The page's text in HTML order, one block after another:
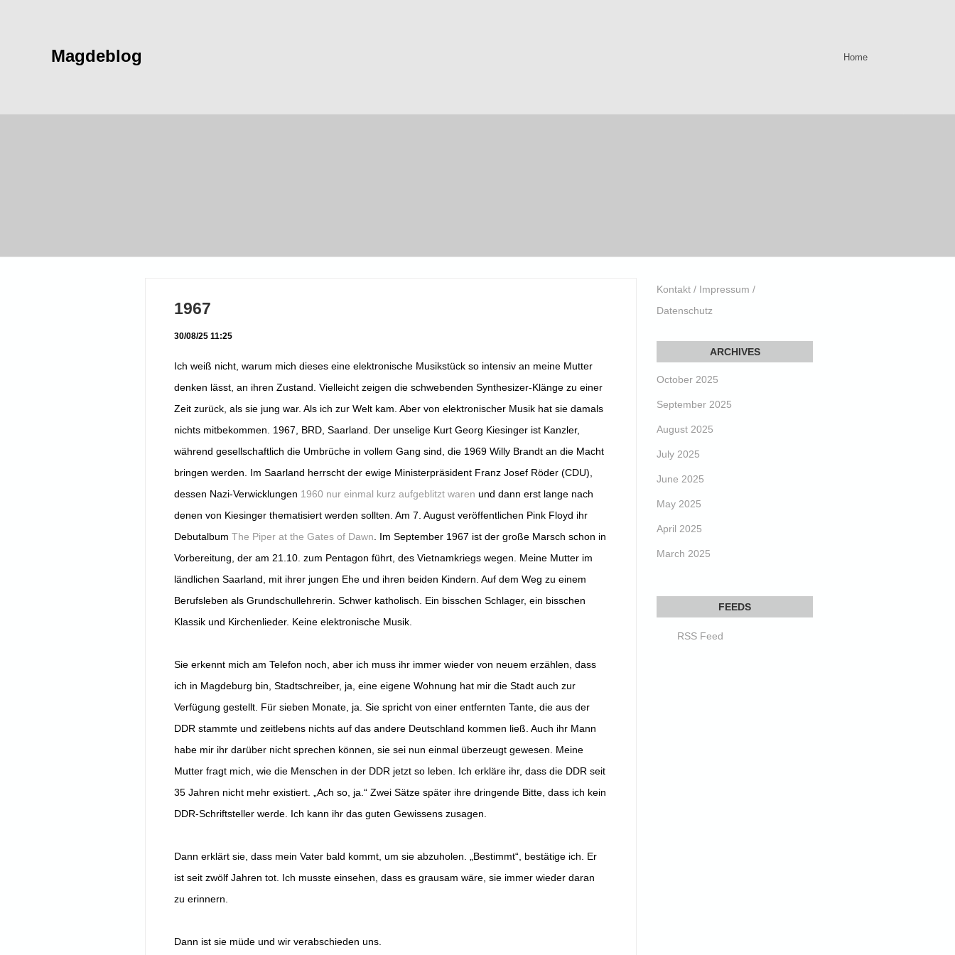
Magdeblog Home
1967
30/08/25 11:25
Ich weiß nicht, warum mich dieses eine elektronische Musikstück so intensiv an meine Mutter
denken lässt, an ihren Zustand. Vielleicht zeigen die schwebenden Synthesizer-Klänge zu einer
Zeit zurück, als sie jung war. Als ich zur Welt kam. Aber von elektronischer Musik hat sie damals
nichts mitbekommen. 1967, BRD, Saarland. Der unselige Kurt Georg Kiesinger ist Kanzler,
während gesellschaftlich die Umbrüche in vollem Gang sind, die 1969 Willy Brandt an die Macht
bringen werden. Im Saarland herrscht der ewige Ministerpräsident Franz Josef Röder (CDU),
dessen Nazi-Verwicklungen 1960 nur einmal kurz aufgeblitzt waren und dann erst lange nach
denen von Kiesinger thematisiert werden sollten. Am 7. August veröffentlichen Pink Floyd ihr
Debutalbum The Piper at the Gates of Dawn. Im September 1967 ist der große Marsch schon in
Vorbereitung, der am 21.10. zum Pentagon führt, des Vietnamkriegs wegen. Meine Mutter im
ländlichen Saarland, mit ihrer jungen Ehe und ihren beiden Kindern. Auf dem Weg zu einem
Berufsleben als Grundschullehrerin. Schwer katholisch. Ein bisschen Schlager, ein bisschen
Klassik und Kirchenlieder. Keine elektronische Musik.
Sie erkennt mich am Telefon noch, aber ich muss ihr immer wieder von neuem erzählen, dass
ich in Magdeburg bin, Stadtschreiber, ja, eine eigene Wohnung hat mir die Stadt auch zur
Verfügung gestellt. Für sieben Monate, ja. Sie spricht von einer entfernten Tante, die aus der
DDR stammte und zeitlebens nichts auf das andere Deutschland kommen ließ. Auch ihr Mann
habe mir ihr darüber nicht sprechen können, sie sei nun einmal überzeugt gewesen. Meine
Mutter fragt mich, wie die Menschen in der DDR jetzt so leben. Ich erkläre ihr, dass die DDR seit
35 Jahren nicht mehr existiert. „Ach so, ja.“ Zwei Sätze später ihre dringende Bitte, dass ich kein
DDR-Schriftsteller werde. Ich kann ihr das guten Gewissens zusagen.
Dann erklärt sie, dass mein Vater bald kommt, um sie abzuholen. „Bestimmt“, bestätige ich. Er
ist seit zwölf Jahren tot. Ich musste einsehen, dass es grausam wäre, sie immer wieder daran
zu erinnern.
Dann ist sie müde und wir verabschieden uns.
Kontakt / Impressum /
Datenschutz
October 2025
September 2025
August 2025
July 2025
June 2025
May 2025
April 2025
March 2025
RSS Feed